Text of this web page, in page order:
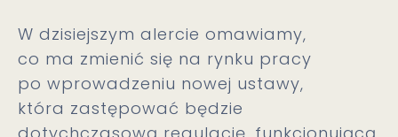
W dzisiejszym alercie omawiamy,
co ma zmienić się na rynku pracy
po wprowadzeniu nowej ustawy,
która zastępować będzie